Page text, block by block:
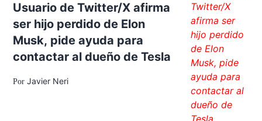
Usuario de Twitter/X afirma
ser hijo perdido de Elon
Musk, pide ayuda para
contactar al dueño de Tesla
Por Javier Neri